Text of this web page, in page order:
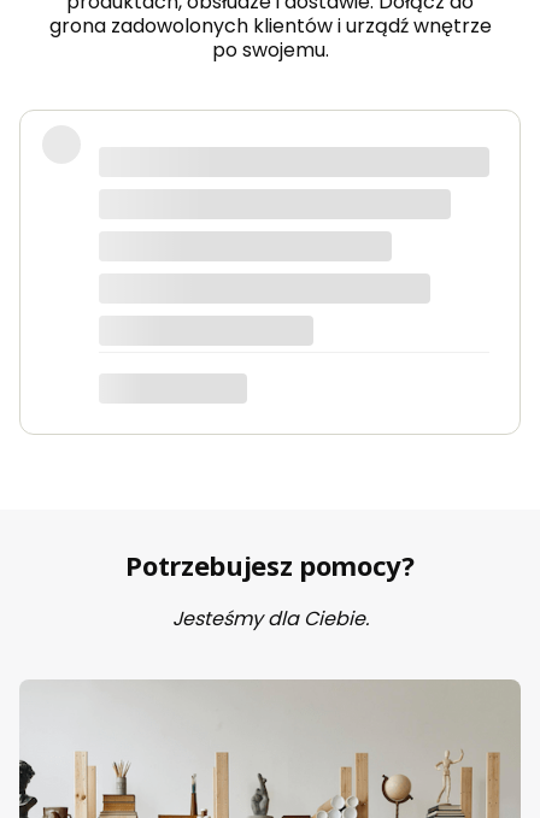
grona zadowolonych klientów i urządź wnętrze
po swojemu.
Fotel piękny, wygodny, polecam.
Dorota
ciemno zielony Velvet
Potrzebujesz pomocy?
Jesteśmy dla Ciebie.